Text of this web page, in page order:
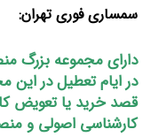
سمساری فوری تهران:
دارای مجموعه بزرگ
در ایام تعطیل در این
قصد خرید یا تعویض
کارشناسی اصولی و